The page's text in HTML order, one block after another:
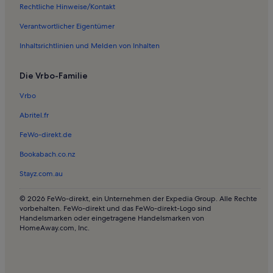
Weinstraße
Ferienwohnungen und Apartments in Neustadt an der Weinstraße
Häuser in Zeiskam
Häuser in Lustadt
Ferienwohnungen und Apartments in Lustadt
Ferienwohnungen und Apartments in Neustadt-Hambach
Häuser in Venningen
Ferienwohnungen und Apartments in Venningen
Longstay in Mußbach
Ferienwohnungen und Apartments in Böbingen
Häuser in Ruppertsberg
Ferienwohnungen und Apartments in Ruppertsberg
Rechtliche Hinweise/Kontakt
Verantwortlicher Eigentümer
Inhaltsrichtlinien und Melden von Inhalten
Die Vrbo-Familie
Vrbo
Abritel.fr
FeWo-direkt.de
Bookabach.co.nz
Stayz.com.au
© 2026 FeWo-direkt, ein Unternehmen der Expedia Group. Alle Rechte
vorbehalten. FeWo-direkt und das FeWo-direkt-Logo sind
Handelsmarken oder eingetragene Handelsmarken von
HomeAway.com, Inc.